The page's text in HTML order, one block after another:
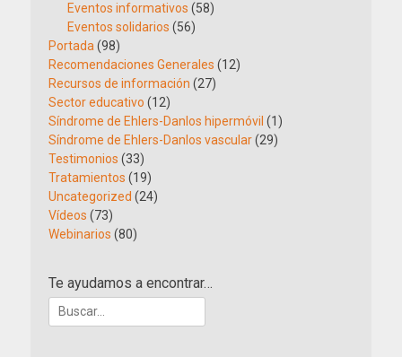
Eventos informativos (58)
Eventos solidarios (56)
Portada (98)
Recomendaciones Generales (12)
Recursos de información (27)
Sector educativo (12)
Síndrome de Ehlers-Danlos hipermóvil (1)
Síndrome de Ehlers-Danlos vascular(29)
Testimonios (33)
Tratamientos (19)
Uncategorized (24)
Vídeos (73)
Webinarios (80)
Te ayudamos a encontrar…
Buscar: